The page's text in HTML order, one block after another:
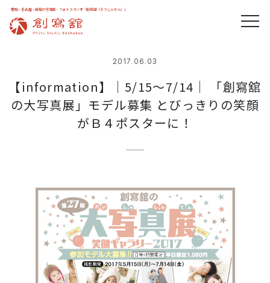
愛知・名古屋・岐阜の写真館・フォトスタジオ「創寫舘（そうしゃかん）」
2017.06.03
【information】｜5/15～7/14｜ 「創寫舘
の大写真展」モデル募集 とびっきりの笑顔
がＢ４ポスターに！